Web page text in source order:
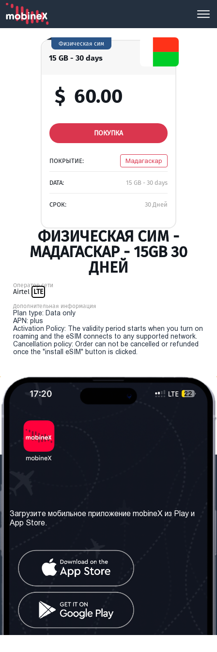
15 GB - 30 days
Физическая сим
$ 60.00
ПОКУПКА
ПОКРЫТИЕ: Мадагаскар
DATA: 15 GB - 30 days
СРОК: 30 Дней
ФИЗИЧЕСКАЯ СИМ -
МАДАГАСКАР - 15GB 30
ДНЕЙ
Оператор сети
Airtel LTE
Дополнительная информация
Plan type: Data only
APN: plus
Activation Policy: The validity period starts when you turn on
roaming and the eSIM connects to any supported network.
Cancellation policy: Order can not be cancelled or refunded
once the "install eSIM" button is clicked.
Наши сервисы
Правила и Условия
Часто задаваемые
вопросы
Контакт
Грузия: Тбилиси
Телефон: +442030340050
Email:info@mobinex.com
Социальные сети
Загрузите мобильное приложение mobineX из Play и
App Store.